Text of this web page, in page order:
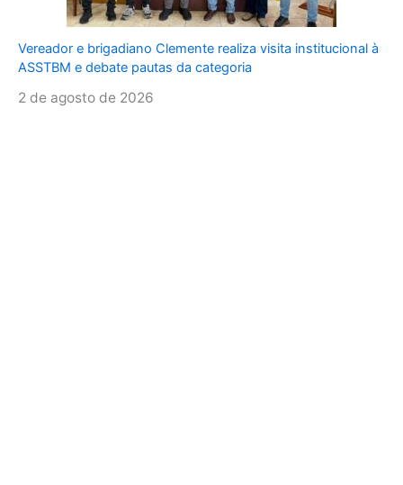
Vereador e brigadiano Clemente realiza visita institucional à
ASSTBM e debate pautas da categoria
2 de agosto de 2026